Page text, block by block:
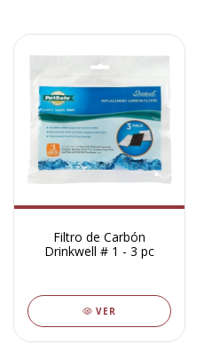
Filtro de Carbón
Drinkwell # 1 - 3 pc
VER